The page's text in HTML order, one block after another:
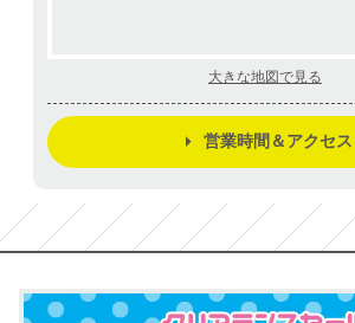
大きな地図で見る
営業時間＆アクセス